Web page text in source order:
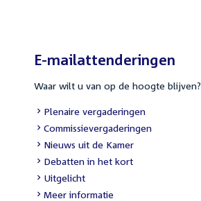
E-mailattenderingen
Waar wilt u van op de hoogte blijven?
External
link:
Plenaire vergaderingen
External
link:
Commissievergaderingen
External
link:
Nieuws uit de Kamer
External
link:
Debatten in het kort
External
link:
Uitgelicht
Meer informatie